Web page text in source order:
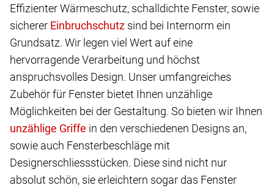
Effizienter Wärmeschutz, schalldichte Fenster, sowie
sicherer
sind bei Internorm ein
Grundsatz. Wir legen viel Wert auf eine
hervorragende Verarbeitung und höchst
anspruchsvolles Design. Unser umfangreiches
Zubehör für Fenster bietet Ihnen unzählige
Möglichkeiten bei der Gestaltung. So bieten wir Ihnen
in den verschiedenen Designs an,
sowie auch Fensterbeschläge mit
Designerschliessstücken. Diese sind nicht nur
absolut schön, sie erleichtern sogar das Fenster